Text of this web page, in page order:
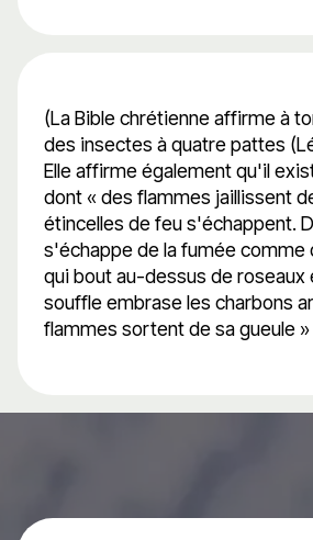
(La Bible chrétienne affirme à
des insectes à quatre pattes
Elle affirme également qu'il
dont « des flammes jaillissent
étincelles de feu s'échappent.
s'échappe de la fumée comme
qui bout au-dessus de roseaux
souffle embrase les charbons
flammes sortent de sa gueule »